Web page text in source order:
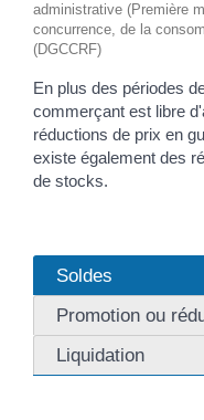
administrative (Première
concurrence, de la
(DGCCRF)
En plus des périodes
commerçant est libre
réductions de prix en
existe également des
de stocks.
Soldes
Promotion ou
Liquidation